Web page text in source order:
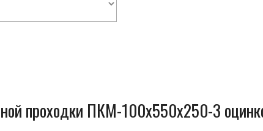
проходки ПКМ-100x550x250-3